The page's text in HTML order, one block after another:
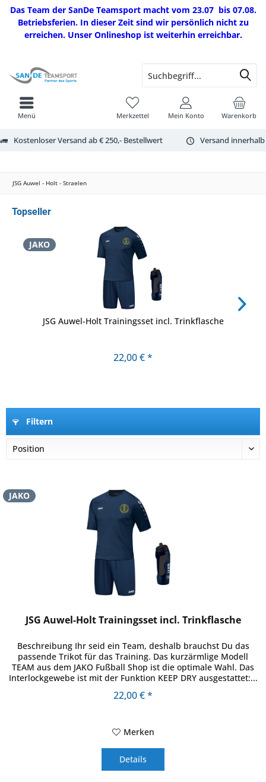
Das Team der SanDe Teamsport macht vom 23.07 bis 07.08.
Betriebsferien. In dieser Zeit sind wir persönlich nicht zu
erreichen. Unser Onlineshop ist weiterhin erreichbar.
Kostenloser Versand ab € 250,- Bestellwert Versand
Warenkorb
Merkzettel Mein Konto
Menü
JSG Auwel - Holt - Straelen
Topseller
JAKO
JSG Auwel-Holt Trainingsset incl. Trinkflasche
22,00 € *
Filtern
JAKO
JSG Auwel-Holt Trainingsset incl. Trinkflasche
Beschreibung Ihr seid ein Team, deshalb brauchst Du das
passende Trikot für das Training. Das kurzärmlige Modell
TEAM aus dem JAKO Fußball Shop ist die optimale Wahl. Das
Interlockgewebe ist mit der Funktion KEEP DRY ausgestattet:...
22,00 € *
Merken
Details